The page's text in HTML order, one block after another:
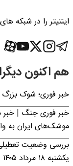
اینتیتر را در شبکه
هم اکنون
خبر فوری؛‌ شوک
خبر فوری جنگ | خبر
موشک‌های ایران به
بررسی وضعیت تعطیلی
یکشنبه ۱۸ مرداد ۱۴۰۵